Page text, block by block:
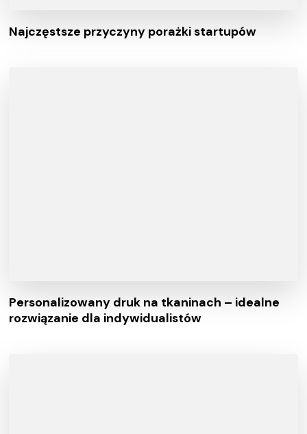
Najczęstsze przyczyny porażki startupów
Personalizowany druk na tkaninach – idealne
rozwiązanie dla indywidualistów